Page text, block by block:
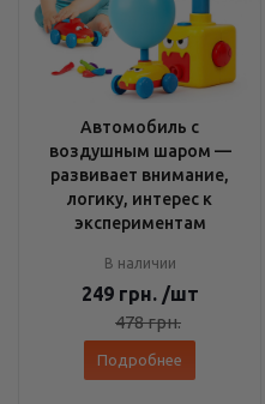
Автомобиль с
воздушным шаром —
развивает внимание,
логику, интерес к
экспериментам
В наличии
249 грн. /шт
478грн.
Подробнее